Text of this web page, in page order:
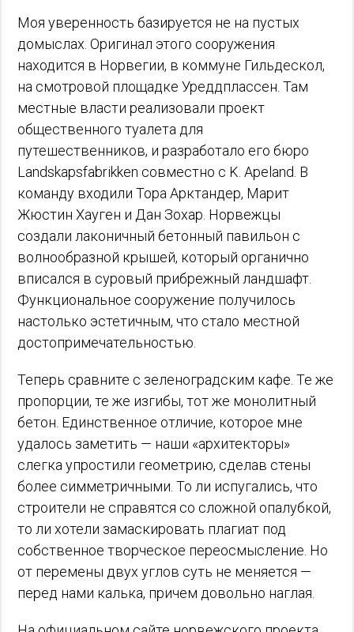
Моя уверенность базируется не на пустых
домыслах. Оригинал этого сооружения
находится в Норвегии, в коммуне Гильдескол,
на смотровой площадке Уреддплассен. Там
местные власти реализовали проект
общественного туалета для
путешественников, и разработало его бюро
Landskapsfabrikken совместно с K. Apeland. В
команду входили Тора Арктандер, Марит
Жюстин Хауген и Дан Зохар. Норвежцы
создали лаконичный бетонный павильон с
волнообразной крышей, который органично
вписался в суровый прибрежный ландшафт.
Функциональное сооружение получилось
настолько эстетичным, что стало местной
достопримечательностью.
Теперь сравните с зеленоградским кафе. Те же
пропорции, те же изгибы, тот же монолитный
бетон. Единственное отличие, которое мне
удалось заметить — наши «архитекторы»
слегка упростили геометрию, сделав стены
более симметричными. То ли испугались, что
строители не справятся со сложной опалубкой,
то ли хотели замаскировать плагиат под
собственное творческое переосмысление. Но
от перемены двух углов суть не меняется —
перед нами калька, причем довольно наглая.